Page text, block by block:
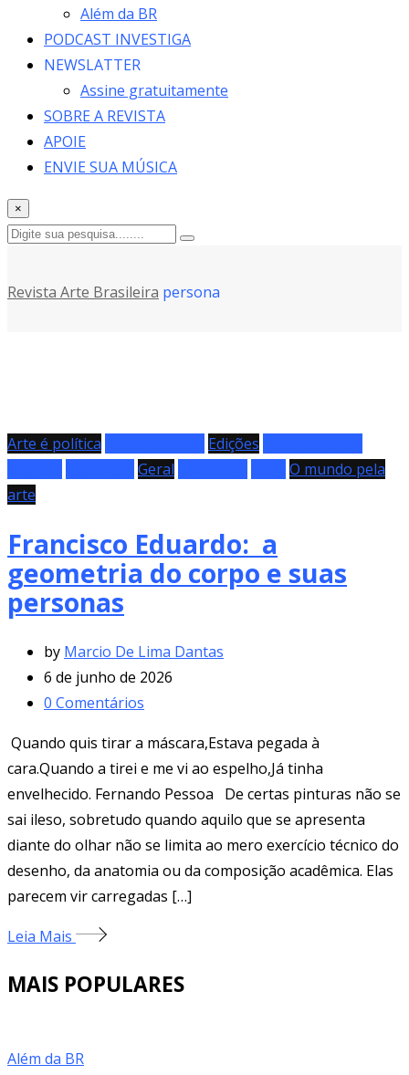
Além da BR
PODCAST INVESTIGA
NEWSLATTER
Assine gratuitamente
SOBRE A REVISTA
APOIE
ENVIE SUA MÚSICA
×
Revista Arte Brasileira persona
Arte é política Edições
Geral
O mundo pela
arte
Francisco Eduardo: a
geometria do corpo e suas
personas
by Marcio De Lima Dantas
6 de junho de 2026
0 Comentários
Quando quis tirar a máscara,Estava pegada à
cara.Quando a tirei e me vi ao espelho,Já tinha
envelhecido. Fernando Pessoa De certas pinturas não se
sai ileso, sobretudo quando aquilo que se apresenta
diante do olhar não se limita ao mero exercício técnico do
desenho, da anatomia ou da composição acadêmica. Elas
parecem vir carregadas […]
Leia Mais
MAIS POPULARES
Além da BR